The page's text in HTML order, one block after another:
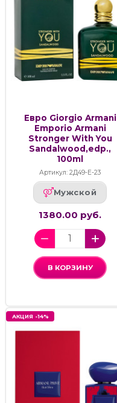
Евро Giorgio Armani
Emporio Armani
Stronger With You
Sandalwood,edp.,
100ml
Артикул: 2Д49-Е-23
Мужской
1380.00 руб.
В КОРЗИНУ
АКЦИЯ -14%